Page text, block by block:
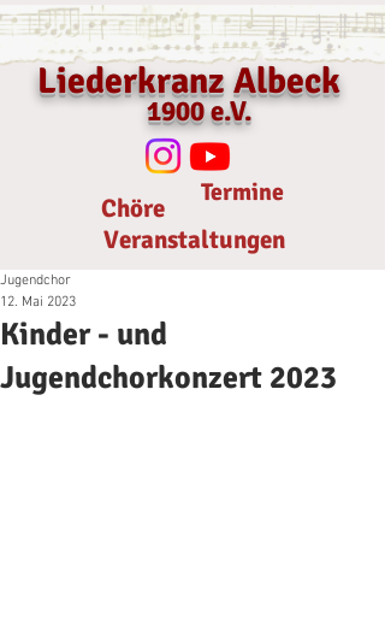
Liederkranz Albeck
1900 e.V.
Chöre
Veranstaltungen
Termine
Kinder - und
Jugendchorkonzert 2023
Jugendchor
12. Mai 2023